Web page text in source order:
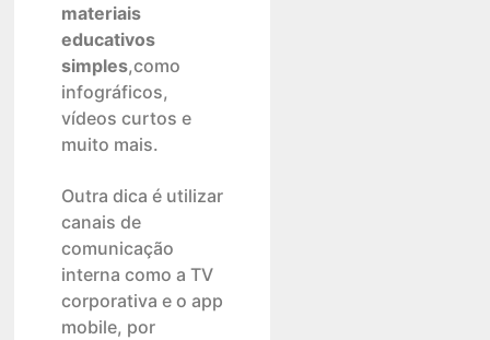
materiais
educativos
simples,como
infográficos,
vídeos curtos e
muito mais.
Outra dica é utilizar
canais de
comunicação
interna como a TV
corporativa e o app
mobile, por